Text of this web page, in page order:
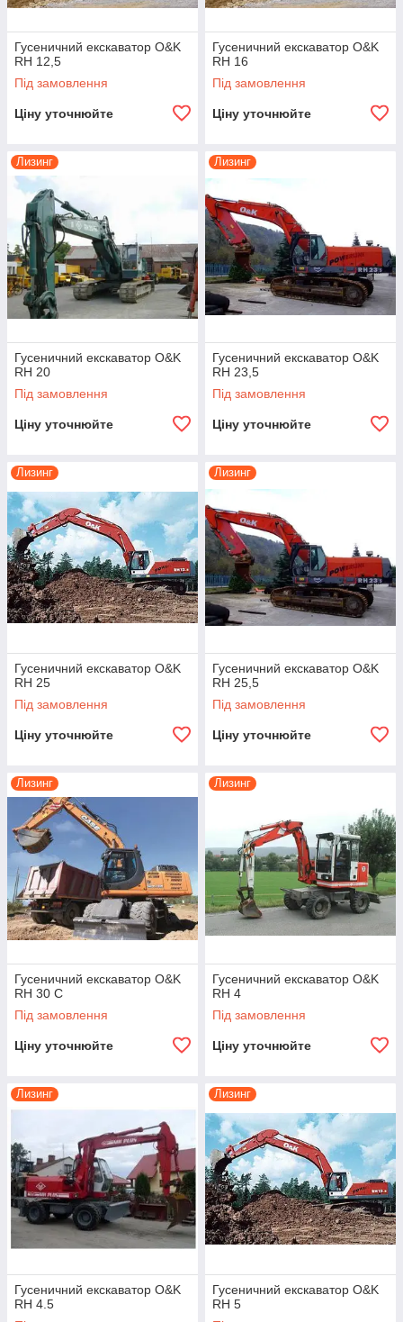
Гусеничний екскаватор O&K
RH 12,5
Під замовлення
Ціну уточнюйте
Гусеничний екскаватор O&K
RH 16
Під замовлення
Ціну уточнюйте
Лизинг
Гусеничний екскаватор O&K
RH 20
Під замовлення
Ціну уточнюйте
Лизинг
Гусеничний екскаватор O&K
RH 23,5
Під замовлення
Ціну уточнюйте
Лизинг
Гусеничний екскаватор O&K
RH 25
Під замовлення
Ціну уточнюйте
Лизинг
Гусеничний екскаватор O&K
RH 25,5
Під замовлення
Ціну уточнюйте
Лизинг
Гусеничний екскаватор O&K
RH 30 C
Під замовлення
Ціну уточнюйте
Лизинг
Гусеничний екскаватор O&K
RH 4
Під замовлення
Ціну уточнюйте
Лизинг
Гусеничний екскаватор O&K
RH 4.5
Лизинг
Гусеничний екскаватор O&K
RH 5